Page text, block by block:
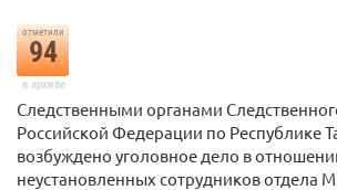
отметили
94
в архиве
Следственными органами
Российской Федерации по Республике
возбуждено уголовное дело в
неустановленных сотрудников отдела